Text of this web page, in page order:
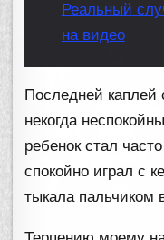
Реальный
на видео
Последней
некогда
ребенок стал
спокойно играл с
тыкала пальчиком